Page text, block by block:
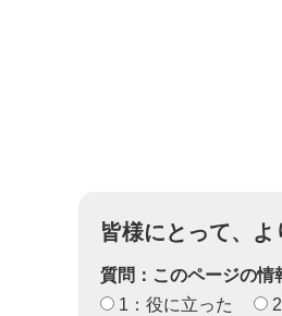
皆様にとって、よ
質問：このページの情
1：役に立った